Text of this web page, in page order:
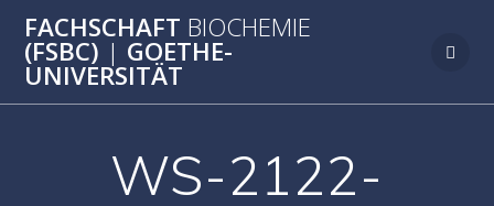
Inhalt
FACHSCHAFT BIOCHEMIE
(FSBC) | GOETHE-
UNIVERSITÄT
WS-2122-